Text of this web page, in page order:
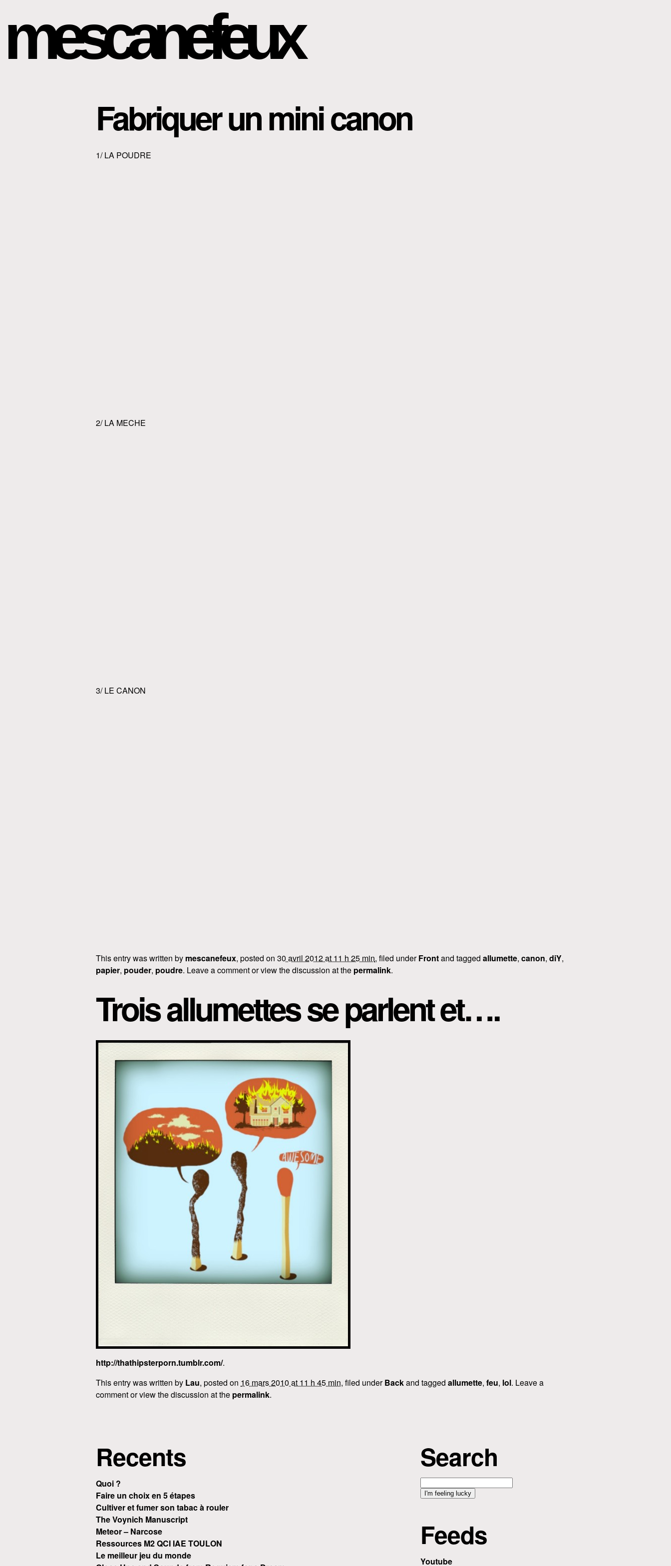
mescanefeux
Fabriquer un mini canon
1/ LA POUDRE
2/ LA MECHE
3/ LE CANON
This entry was written by mescanefeux, posted on 30 avril 2012 at 11 h 25 min, filed underFrontand tagged allumette, canon, diY,
papier, pouder, poudre. Leave a comment or view the discussion at the permalink.
Trois allumettes se parlent et….
http://thathipsterporn.tumblr.com/.
This entry was written by Lau, posted on 16 mars 2010 at 11 h 45 min, filed underBackand tagged allumette, feu, lol. Leave a
comment or view the discussion at the permalink.
Search
Feeds
Youtube
Recents
Quoi ?
Faire un choix en 5 étapes
Cultiver et fumer son tabac à rouler
The Voynich Manuscript
Meteor – Narcose
Ressources M2 QCI IAE TOULON
Le meilleur jeu du monde